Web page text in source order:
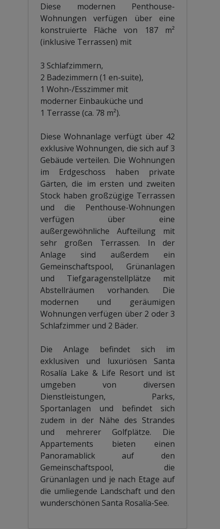
Diese modernen Penthouse-
Wohnungen verfügen über eine
konstruierte Fläche von 187 m²
(inklusive Terrassen) mit
3 Schlafzimmern,
2 Badezimmern (1 en-suite),
1 Wohn-/Esszimmer mit
moderner Einbauküche und
1 Terrasse (ca. 78 m²).
Diese Wohnanlage verfügt über 42
exklusive Wohnungen, die sich auf 3
Gebäude verteilen. Die Wohnungen
im Erdgeschoss haben private
Gärten, die im ersten und zweiten
Stock haben großzügige Terrassen
und die Penthouse-Wohnungen
verfügen über eine
außergewöhnliche Aufteilung mit
sehr großen Terrassen. In der
Anlage sind außerdem ein
Gemeinschaftspool, Grünanlagen
und Tiefgaragenstellplätze mit
Abstellräumen vorhanden. Die
modernen und geräumigen
Wohnungen verfügen über 2 oder 3
Schlafzimmer und 2 Bäder.
Die Anlage befindet sich im
exklusiven und luxuriösen Santa
Rosalía Lake & Life Resort und ist
umgeben von diversen
Dienstleistungen, Parks,
Sportanlagen und befindet sich
zudem in der Nähe des Strandes
und mehrerer Golfplätze. Die
Appartements bieten einen
Panoramablick auf den
Gemeinschaftspool, die
Grünanlagen und je nach Etage auf
die umliegende Landschaft und den
wunderschönen Santa Rosalía-See.